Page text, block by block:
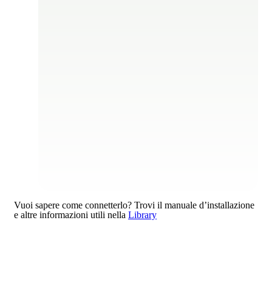
Vuoi sapere come connetterlo? Trovi il manuale d’installazione
e altre informazioni utili nella Library